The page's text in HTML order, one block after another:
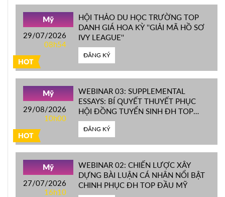
HOT
Mỹ
29/07/2026
08h54
HỘI THẢO DU HỌC TRƯỜNG TOP
DANH GIÁ HOA KỲ ''GIẢI MÃ HỒ SƠ
IVY LEAGUE''
ĐĂNG KÝ
HOT
Mỹ
29/08/2026
10h00
WEBINAR 03: SUPPLEMENTAL
ESSAYS: BÍ QUYẾT THUYẾT PHỤC
HỘI ĐỒNG TUYỂN SINH ĐH TOP
ĐẦU MỸ
ĐĂNG KÝ
Mỹ
27/07/2026
16h10
WEBINAR 02: CHIẾN LƯỢC XÂY
DỰNG BÀI LUẬN CÁ NHÂN NỔI BẬT
CHINH PHỤC ĐH TOP ĐẦU MỸ